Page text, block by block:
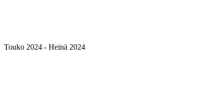
Touko 2024 - Heinä 2024